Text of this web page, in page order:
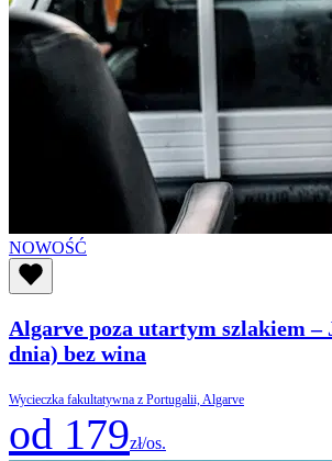
NOWOŚĆ
Algarve poza utartym szlakiem –
dnia) bez wina
Wycieczka fakultatywna z Portugalii, Algarve
od 179zł/os.